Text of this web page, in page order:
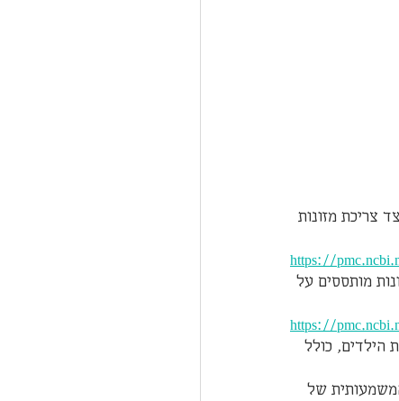
ובריאות הנפש: מאמר שפורסם ב-2014 בוחן כיצד צריכת מזונות
https://
את ההשפעה של מזונות מותססים על
https://
על בריאות הילדים, כולל
של